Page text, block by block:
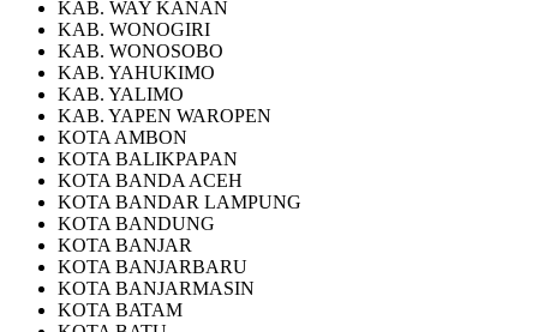
KAB. WAY KANAN
KAB. WONOGIRI
KAB. WONOSOBO
KAB. YAHUKIMO
KAB. YALIMO
KAB. YAPEN WAROPEN
KOTA AMBON
KOTA BALIKPAPAN
KOTA BANDA ACEH
KOTA BANDAR LAMPUNG
KOTA BANDUNG
KOTA BANJAR
KOTA BANJARBARU
KOTA BANJARMASIN
KOTA BATAM